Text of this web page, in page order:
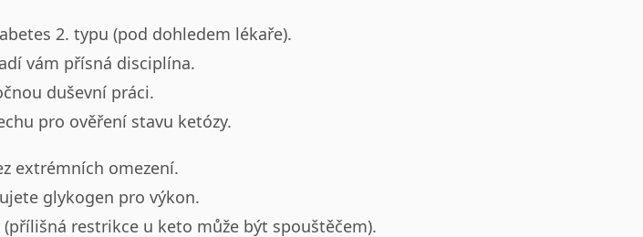
2. typu (pod dohledem lékaře).
vám přísná disciplína.
duševní práci.
pro ověření stavu ketózy.
extrémních omezení.
glykogen pro výkon.
restrikce u keto může být spouštěčem).